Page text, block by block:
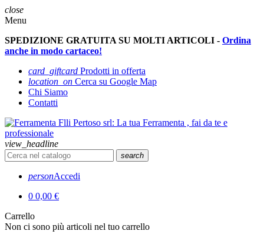
close
Menu
SPEDIZIONE GRATUITA SU MOLTI ARTICOLI - Ordina
anche in modo cartaceo!
card_giftcard Prodotti in offerta
location_on Cerca su Google Map
Chi Siamo
Contatti
view_headline
search
personAccedi
0 0,00 €
Carrello
Non ci sono più articoli nel tuo carrello